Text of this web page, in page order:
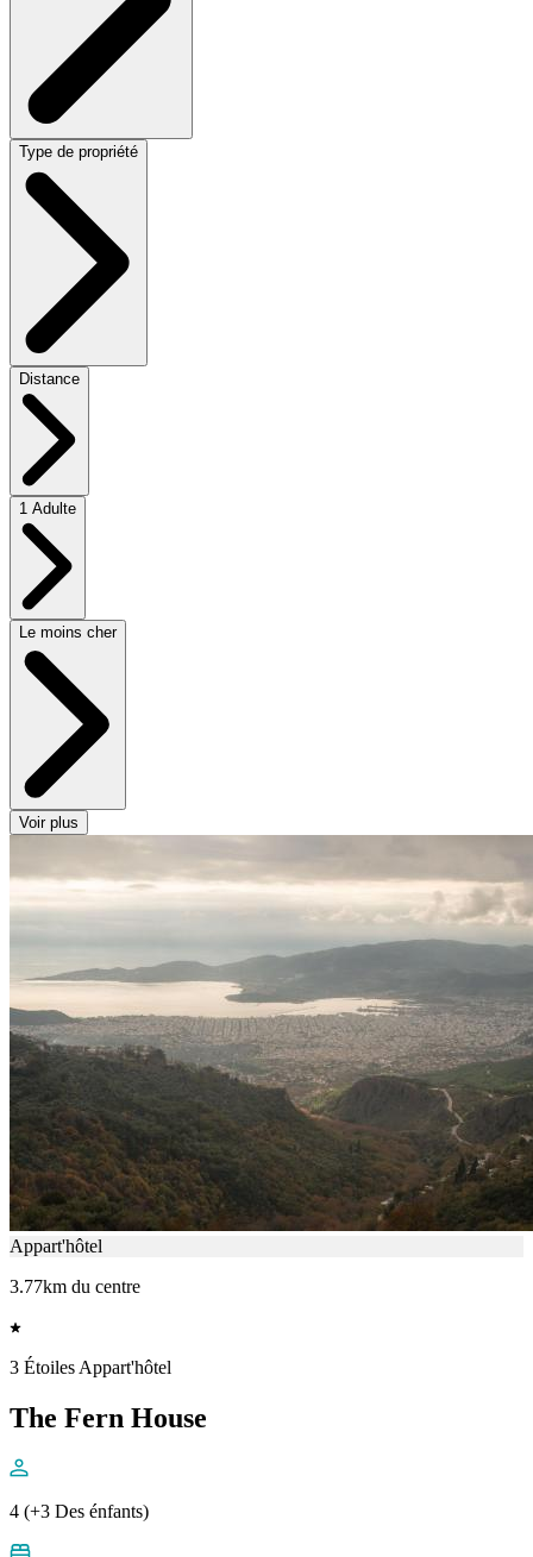
Type de propriété
Distance
1 Adulte
Le moins cher
Voir plus
Appart'hôtel
3.77km du centre
3 Étoiles Appart'hôtel
The Fern House
4 (+3 Des énfants)